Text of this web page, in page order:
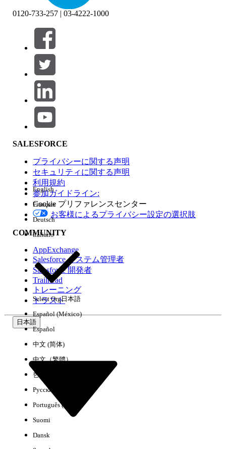
絞り込み条件 (0)
絞り込み条件を選択
製品エリア
機能の影響
エディション
環境
0120-733-257 | 03-4222-1000
SALESFORCE
プライバシーに関する声明
セキュリティに関する声明
利用規約
参加ガイドライン:
Cookie プリファレンスセンター
お客様によるプライバシー設定の選択肢
COMMUNITY
AppExchange
Salesforce システム管理者
Salesforce 開発者
Trailhead
トレーニング
トラスト
日本語
English
Français
Deutsch
Italiano
Select Org日本語
Español (México)
Español
中文 (简体)
中文（繁體）
한국어
Русский
Português (Brasil)
Suomi
Dansk